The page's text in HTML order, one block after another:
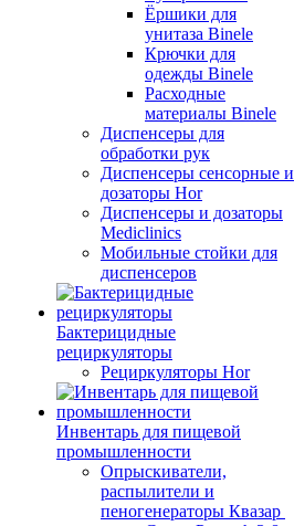
Ёршики для
унитаза Binele
Крючки для
одежды Binele
Расходные
материалы Binele
Диспенсеры для
обработки рук
Диспенсеры сенсорные и
дозаторы Hor
Диспенсеры и дозаторы
Mediclinics
Мобильные стойки для
диспенсеров
Бактерицидные
рециркуляторы
Рециркуляторы Hor
Инвентарь для пищевой
промышленности
Опрыскиватели,
распылители и
пеногенераторы Квазар